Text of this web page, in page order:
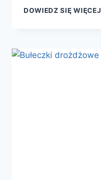
DOWIEDZ SIĘ WIĘCEJ